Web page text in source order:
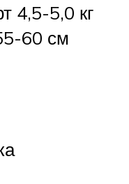
4,5-5,0 кг
60 см